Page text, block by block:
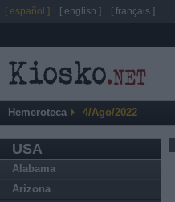
Hemeroteca 4/Ago/2022
USA
Alabama
Arizona
[ español ] [ english ] [ français ]